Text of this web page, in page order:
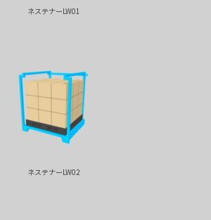
ネステナーLW01
ネステナーLW02